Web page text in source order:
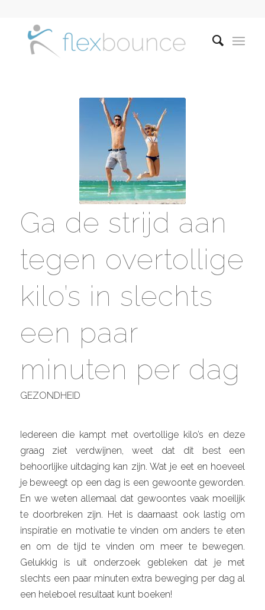
Ga de strijd aan
tegen overtollige
kilo’s in slechts
een paar
minuten per dag
GEZONDHEID
Iedereen die kampt met overtollige kilo’s en deze
graag ziet verdwijnen, weet dat dit best een
behoorlijke uitdaging kan zijn. Wat je eet en hoeveel
je beweegt op een dag is een gewoonte geworden.
En we weten allemaal dat gewoontes vaak moeilijk
te doorbreken zijn. Het is daarnaast ook lastig om
inspiratie en motivatie te vinden om anders te eten
en om de tijd te vinden om meer te bewegen.
Gelukkig is uit onderzoek gebleken dat je met
slechts een paar minuten extra beweging per dag al
een heleboel resultaat kunt boeken!